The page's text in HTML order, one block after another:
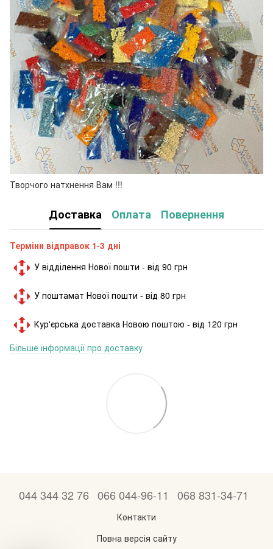
Творчого натхнення Вам !!!
Доставка Оплата Повернення
Терміни відправок 1-3 дні
У відділення Нової пошти - від 90 грн
У поштамат Нової пошти - від 80 грн
Кур'єрська доставка Новою поштою - від 120 грн
Більше інформації про доставку
044 344 32 76 066 044-96-11 068 831-34-71
Контакти
Повна версія сайту